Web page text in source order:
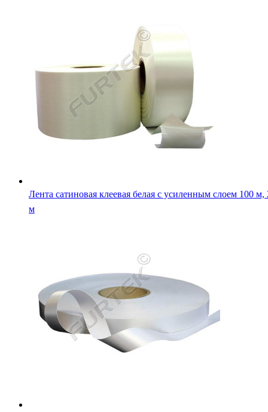
Лента сатиновая клеевая белая с усиленным слоем 100 м,
м